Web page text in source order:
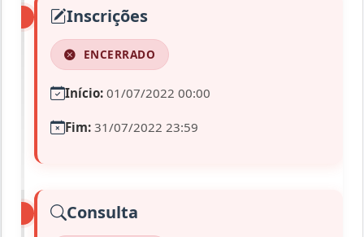
Inscrições
ENCERRADO
Início: 01/07/2022 00:00
Fim: 31/07/2022 23:59
Consulta